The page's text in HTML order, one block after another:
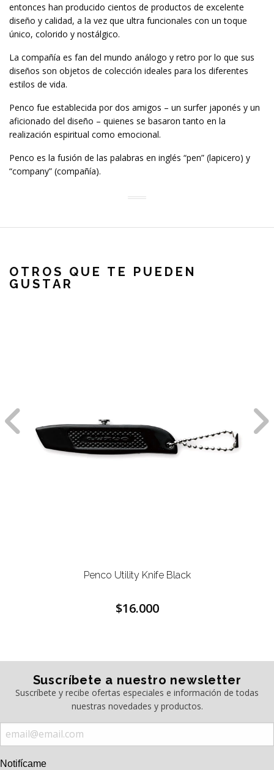
entonces han producido cientos de productos de excelente
diseño y calidad, a la vez que ultra funcionales con un toque
único, colorido y nostálgico.
La compañía es fan del mundo análogo y retro por lo que sus
diseños son objetos de colección ideales para los diferentes
estilos de vida.
Penco fue establecida por dos amigos – un surfer japonés y un
aficionado del diseño – quienes se basaron tanto en la
realización espiritual como emocional.
Penco es la fusión de las palabras en inglés “pen” (lapicero) y
“company” (compañía).
OTROS QUE TE PUEDEN
GUSTAR
Penco Utility Knife Black
$16.000
Suscríbete a nuestro newsletter
Suscríbete y recibe ofertas especiales e información de todas
nuestras novedades y productos.
Notifícame